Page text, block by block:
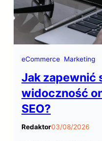
eCommerce Marketing
Jak zapewnić
widoczność
SEO?
Redaktor03/08/2026